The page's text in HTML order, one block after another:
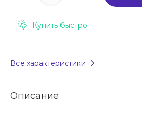
Купить быстро
Все характеристики
Описание